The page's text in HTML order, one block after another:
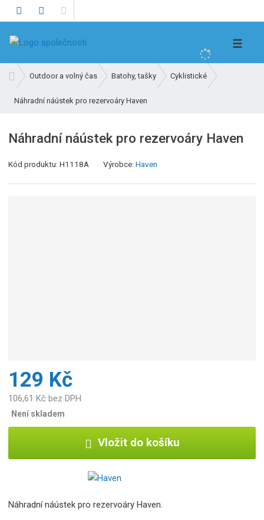
t
☰
v
o
í
t
Outdoor a volný čas Batohy, tašky Cyklistické
Náhradní náústek pro rezervoáry Haven
Náhradní náústek pro rezervoáry Haven
Kód produktu:H1118A Výrobce:Haven
129 Kč
106,61 Kč bez DPH
Není skladem
Vložit do košíku
Náhradní náústek pro rezervoáry Haven.